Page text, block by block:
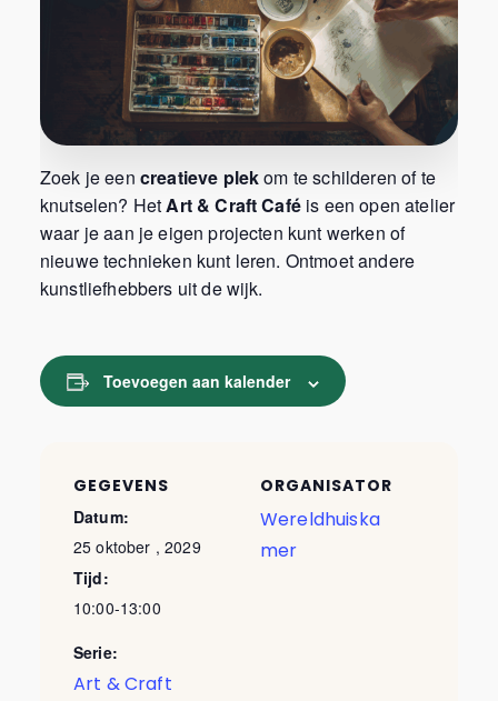
Zoek je een creatieve plekom te schilderen of te
knutselen? HetArt & Craft Caféis een open atelier
waar je aan je eigen projecten kunt werken of
nieuwe technieken kunt leren. Ontmoet andere
kunstliefhebbers uit de wijk.
Toevoegen aan kalender
GEGEVENS
Datum:
25 oktober , 2029
Tijd:
10:00-13:00
Serie:
Art & Craft
ORGANISATOR
Wereldhuiska
mer